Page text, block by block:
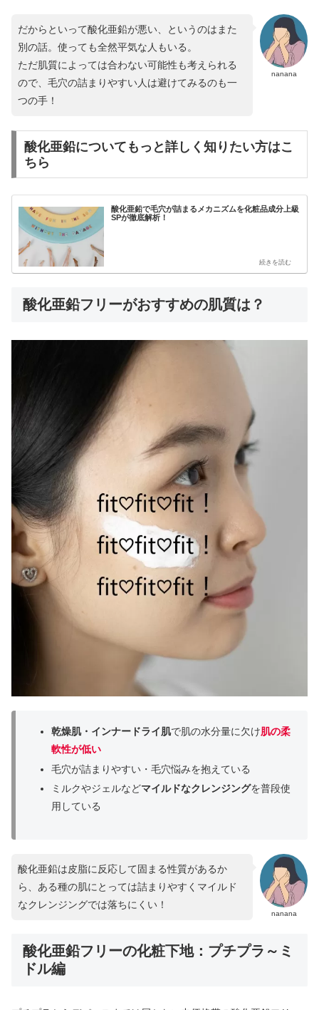
nanana
だからといって酸化亜鉛が悪い、というのはまた
別の話。使っても全然平気な人もいる。
ただ肌質によっては合わない可能性も考えられる
ので、毛穴の詰まりやすい人は避けてみるのも一
つの手！
酸化亜鉛についてもっと詳しく知りたい方はこ
ちら
酸化亜鉛で毛穴が詰まるメカニズムを化粧品成分上級
SPが徹底解析！
酸化亜鉛フリーがおすすめの肌質は？
乾燥肌・インナードライ肌で肌の水分量に欠け肌の柔
軟性が低い
毛穴が詰まりやすい・毛穴悩みを抱えている
ミルクやジェルなどマイルドなクレンジングを普段使
用している
nanana
酸化亜鉛は皮脂に反応して固まる性質があるか
ら、ある種の肌にとっては詰まりやすくマイルド
なクレンジングでは落ちにくい！
酸化亜鉛フリーの化粧下地：プチプラ～ミ
ドル編